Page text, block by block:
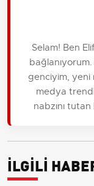
Selam! Ben
genciyim, yeni
medya
nabzını
İLGİLİ